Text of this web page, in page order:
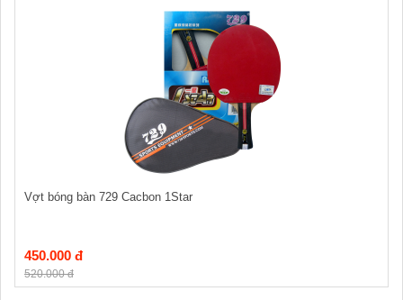
Vợt bóng bàn 729 Cacbon 1Star
450.000 đ
520.000 đ